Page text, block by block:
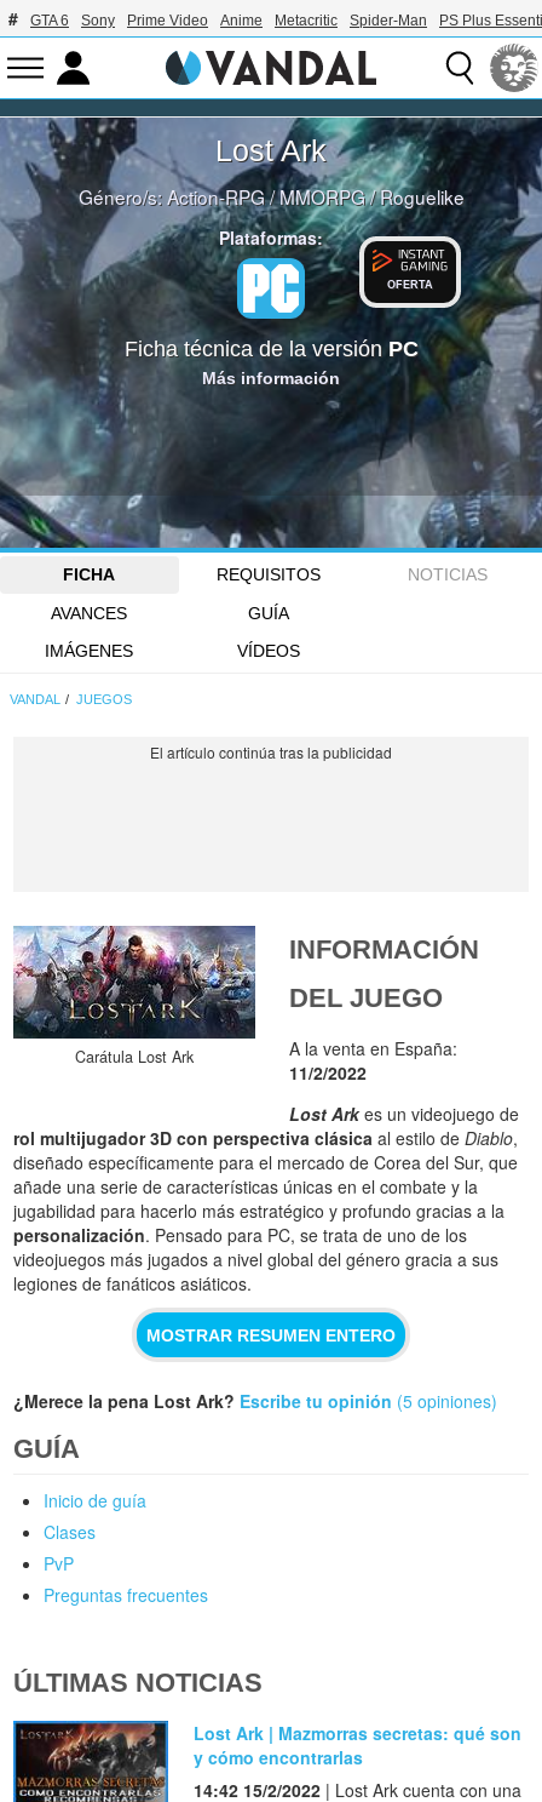
GTA 6 Sony Prime Video Anime Metacritic Spider-Man PS Plus
Lost Ark
Género/s:Action-RPG/MMORPG/Roguelike
Plataformas:
OFERTA
Ficha técnica de la versión PC
Más información
FICHA REQUISITOS
NOTICIAS
AVANCES
GUÍA
IMÁGENES
VÍDEOS
VANDAL JUEGOS
Carátula Lost Ark
INFORMACIÓN
DEL JUEGO
A la venta en España:
11/2/2022
Lost Arkes un videojuego de
rol multijugador 3D con perspectiva clásica al estilo deDiablo,
diseñado específicamente para el mercado de Corea del Sur, que
añade una serie de características únicas en el combate y la
jugabilidad para hacerlo más estratégico y profundo gracias a la
personalización. Pensado para PC, se trata de uno de los
videojuegos más jugados a nivel global del género gracia a sus
legiones de fanáticos asiáticos.
MOSTRAR RESUMEN ENTERO
¿Merece la pena Lost Ark? Escribe tu opinión (5 opiniones)
GUÍA
Inicio de guía
Clases
PvP
Preguntas frecuentes
ÚLTIMAS NOTICIAS
Lost Ark | Mazmorras secretas: qué son
y cómo encontrarlas
14:42 15/2/2022 | Lost Ark cuenta con una